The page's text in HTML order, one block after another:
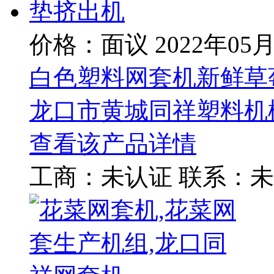
价格：面议 2022年05
白色塑料网套机新鲜
龙口市黄城同祥塑料机
查看该产品详情
工商： 未认证 联系：